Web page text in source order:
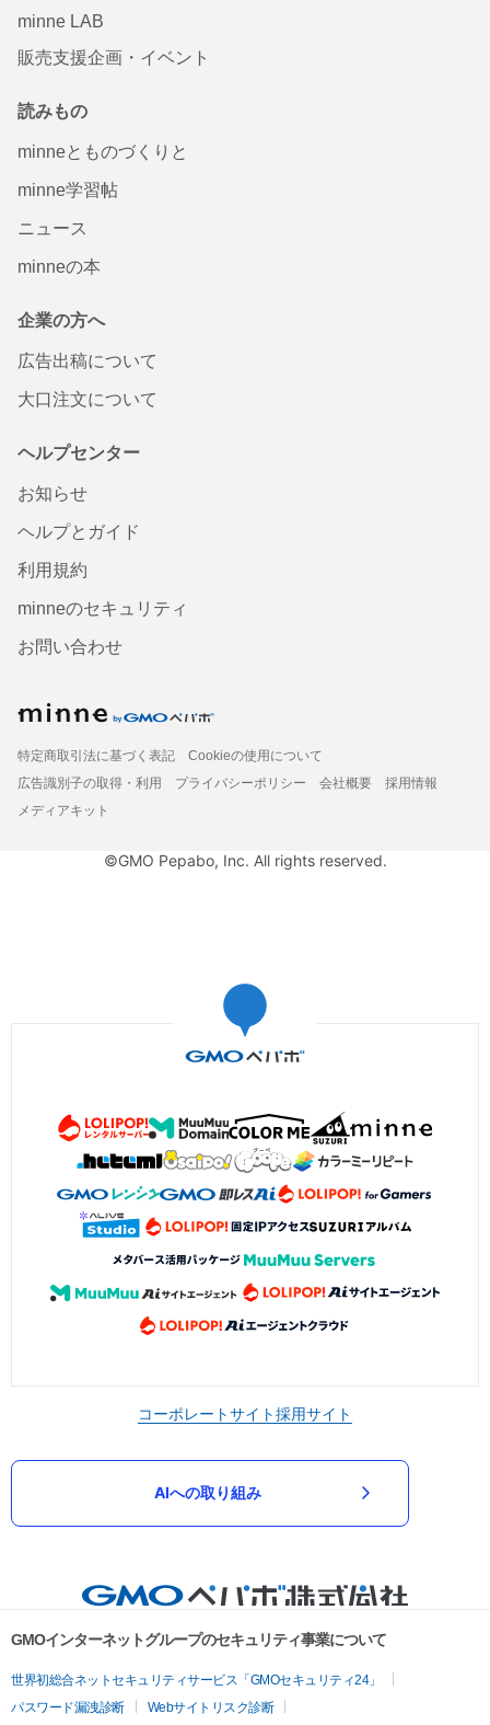
minne LAB
販売支援企画・イベント
読みもの
minneとものづくりと
minne学習帖
ニュース
minneの本
企業の方へ
広告出稿について
大口注文について
ヘルプセンター
お知らせ
ヘルプとガイド
利用規約
minneのセキュリティ
お問い合わせ
特定商取引法に基づく表記
Cookieの使用について
広告識別子の取得・利用
プライバシーポリシー 会社概要
採用情報
メディアキット
©GMO Pepabo, Inc. All rights reserved.
コーポレートサイト採用サイト
AIへの取り組み
GMOインターネットグループのセキュリティ事業について
世界初総合ネットセキュリティサービス「GMOセキュリティ24」
パスワード漏洩診断
Webサイトリスク診断